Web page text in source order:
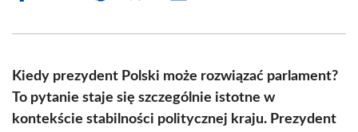
(Twitter)
Kiedy prezydent Polski może rozwiązać parlament?
To pytanie staje się szczególnie istotne w
kontekście stabilności politycznej kraju. Prezydent